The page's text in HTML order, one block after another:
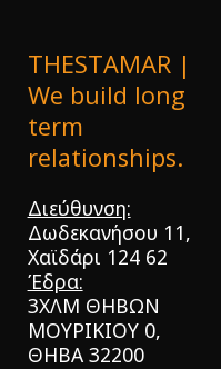
THESTAMAR |
We build long
term
relationships.
Διεύθυνση:
Δωδεκανήσου 11,
Χαϊδάρι 124 62
Έδρα:
3ΧΛΜ ΘΗΒΩΝ
ΜΟΥΡΙΚΙΟΥ 0,
ΘΗΒΑ 32200